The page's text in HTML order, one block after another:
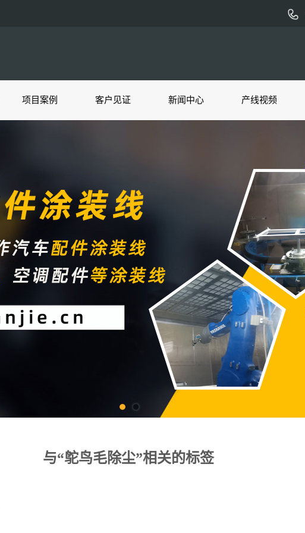
项目案例 客户见证 新闻中心 产线视频
与“鸵鸟毛除尘”相关的标签